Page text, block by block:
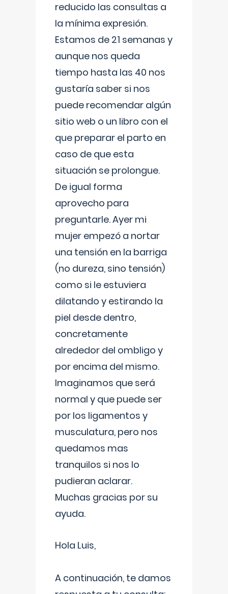
reducido las consultas a
la mínima expresión.
Estamos de 21 semanas y
aunque nos queda
tiempo hasta las 40 nos
gustaría saber si nos
puede recomendar algún
sitio web o un libro con el
que preparar el parto en
caso de que esta
situación se prolongue.
De igual forma
aprovecho para
preguntarle. Ayer mi
mujer empezó a nortar
una tensión en la barriga
(no dureza, sino tensión)
como si le estuviera
dilatando y estirando la
piel desde dentro,
concretamente
alrededor del ombligo y
por encima del mismo.
Imaginamos que será
normal y que puede ser
por los ligamentos y
musculatura, pero nos
quedamos mas
tranquilos si nos lo
pudieran aclarar.
Muchas gracias por su
ayuda.
Hola Luis,
A continuación, te damos